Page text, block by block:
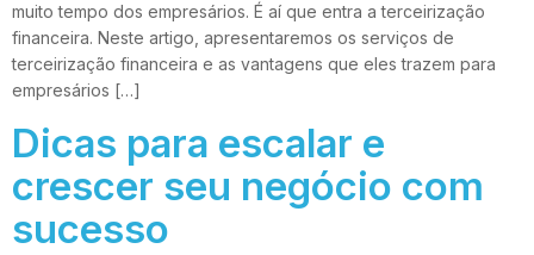
muito tempo dos empresários. É aí que entra a terceirização
financeira. Neste artigo, apresentaremos os serviços de
terceirização financeira e as vantagens que eles trazem para
empresários […]
Dicas para escalar e
crescer seu negócio com
sucesso